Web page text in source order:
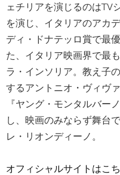
ェチリアを演じるのはTV
を演じ、イタリアのアカ
ディ・ドナテッロ賞で最
た、イタリア映画界で最
ラ・インソリア。教え子
するアントニオ・ヴィヴ
『ヤング・モンタルバー
し、映画のみならず舞台
レ・リオンディーノ。
オフィシャルサイトはこ